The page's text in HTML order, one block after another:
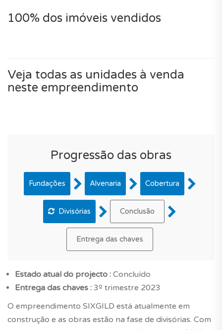
100% dos imóveis vendidos
Veja todas as unidades à venda
neste empreendimento
Progressão das obras
Fundações Alvenaria Cobertura
Divisórias Conclusão
Entrega das chaves
Estado atual do projecto : Concluído
Entrega das chaves : 3º trimestre 2023
O empreendimento SIXGILD está atualmente em
construção e as obras estão na fase de divisórias. Com